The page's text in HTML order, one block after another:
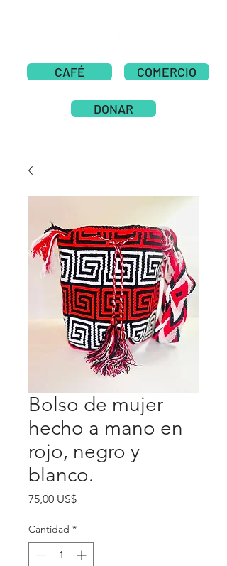
CAFÉ COMERCIO
DONAR
Bolso de mujer
hecho a mano en
rojo, negro y
blanco.
75,00 US$Precio
Cantidad *